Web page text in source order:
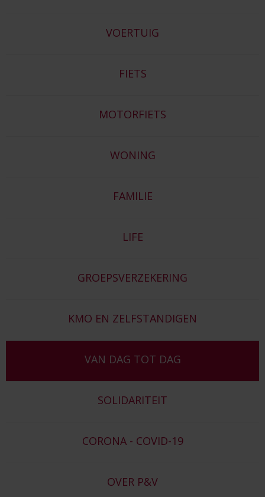
VOERTUIG
FIETS
MOTORFIETS
WONING
FAMILIE
LIFE
GROEPSVERZEKERING
KMO EN ZELFSTANDIGEN
VAN DAG TOT DAG
SOLIDARITEIT
CORONA - COVID-19
OVER P&V